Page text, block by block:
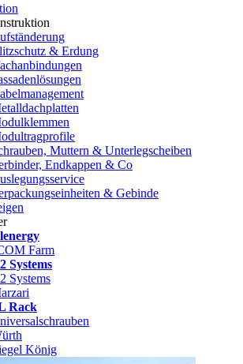
& Erdung
Muttern & Unterlegscheiben
Endkappen & Co
& Gebinde
Farm
Systems
Systems
Rack
König